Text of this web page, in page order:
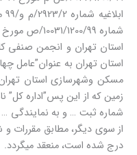
استان تهران و انجمن صنفی
استان تهران به عنوان”عامل
مسکن وشهرسازی استان
زمین که از این پس”اداره
شماره ثبت … و به نمایندگی
از سوی دیگر، مطابق مقررات و
درج شده است، منعقد میگردد.